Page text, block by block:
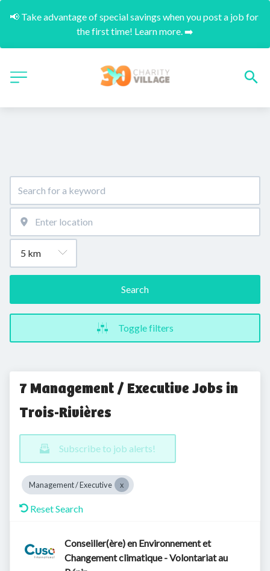
📢 Take advantage of special savings when you post a job for
the first time! Learn more. ➡️
Search
Toggle filters
7 Management / Executive Jobs in
Trois-Rivières
Subscribe to job alerts!
Management / Executive
Reset Search
Conseiller(ère) en Environnement et
Changement climatique - Volontariat au